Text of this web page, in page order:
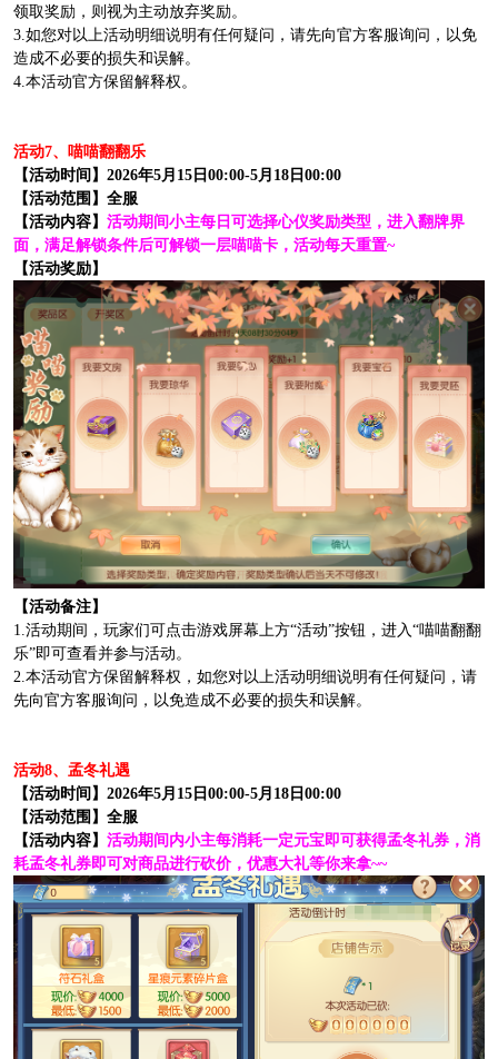
领取奖励，则视为主动放弃奖励。
3.如您对以上活动明细说明有任何疑问，请先向官方客服询问，以免
造成不必要的损失和误解。
4.本活动官方保留解释权。
活动7、喵喵翻翻乐
【活动时间】2026年5月15日00:00-5月18日00:00
【活动范围】全服
【活动内容】 活动期间小主每日可选择心仪奖励类型，进入翻牌界
面，满足解锁条件后可解锁一层喵喵卡，活动每天重置~
【活动奖励】
【活动备注】
1.活动期间，玩家们可点击游戏屏幕上方“活动”按钮，进入“喵喵翻翻
乐”即可查看并参与活动。
2.本活动官方保留解释权，如您对以上活动明细说明有任何疑问，请
先向官方客服询问，以免造成不必要的损失和误解。
活动8、孟冬礼遇
【活动时间】2026年5月15日00:00-5月18日00:00
【活动范围】全服
【活动内容】 活动期间内小主每消耗一定元宝即可获得孟冬礼券，消
耗孟冬礼券即可对商品进行砍价，优惠大礼等你来拿~~